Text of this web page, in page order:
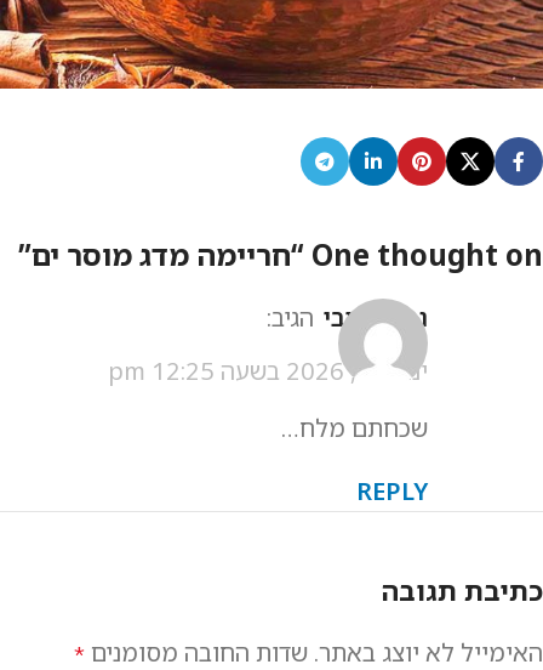
One thought on “ חריימה מדג מוסר ים”
נחום שובי הגיב:
ינואר 9, 2026 בשעה 12:25 pm
שכחתם מלח…
REPLY
כתיבת תגובה
האימייל לא יוצג באתר. שדות החובה מסומנים *